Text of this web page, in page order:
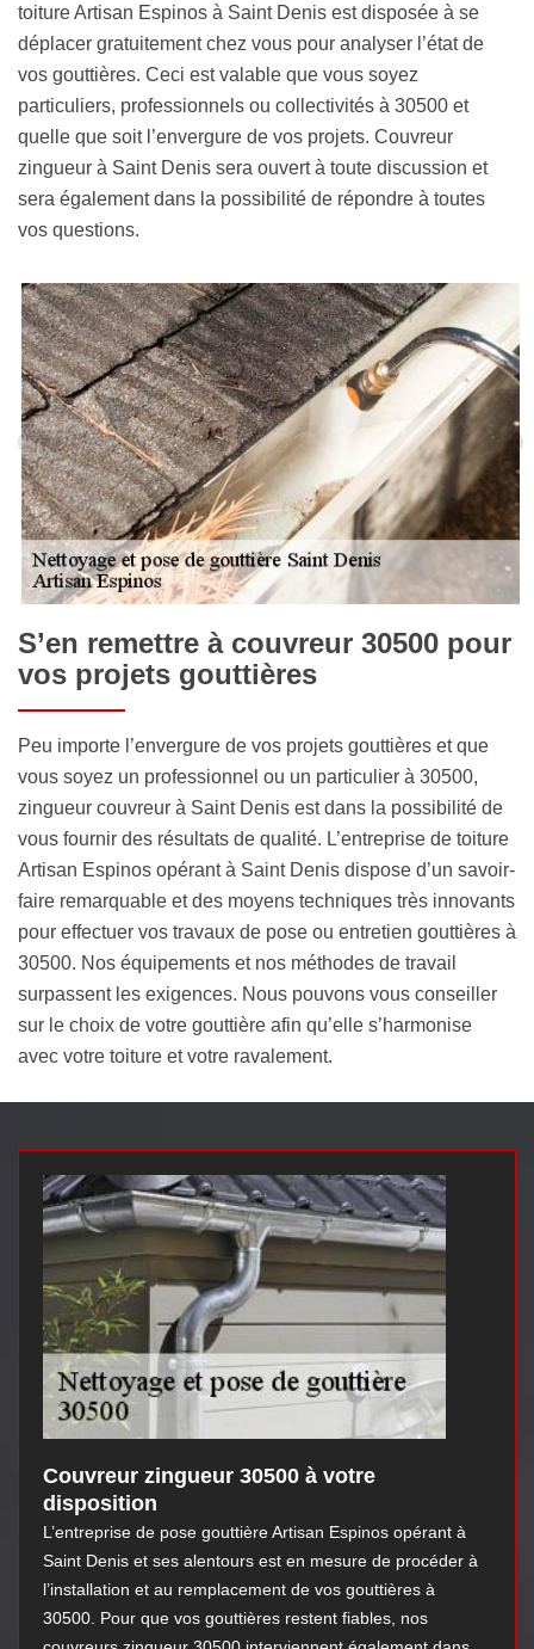
toiture Artisan Espinos à Saint Denis est disposée à se
déplacer gratuitement chez vous pour analyser l’état de
vos gouttières. Ceci est valable que vous soyez
particuliers, professionnels ou collectivités à 30500 et
quelle que soit l’envergure de vos projets. Couvreur
zingueur à Saint Denis sera ouvert à toute discussion et
sera également dans la possibilité de répondre à toutes
vos questions.
S’en remettre à couvreur 30500 pour
vos projets gouttières
Peu importe l’envergure de vos projets gouttières et que
vous soyez un professionnel ou un particulier à 30500,
zingueur couvreur à Saint Denis est dans la possibilité de
vous fournir des résultats de qualité. L’entreprise de toiture
Artisan Espinos opérant à Saint Denis dispose d’un savoir-
faire remarquable et des moyens techniques très innovants
pour effectuer vos travaux de pose ou entretien gouttières à
30500. Nos équipements et nos méthodes de travail
surpassent les exigences. Nous pouvons vous conseiller
sur le choix de votre gouttière afin qu’elle s’harmonise
avec votre toiture et votre ravalement.
Couvreur zingueur 30500 à votre
disposition
L’entreprise de pose gouttière Artisan Espinos opérant à
Saint Denis et ses alentours est en mesure de procéder à
l’installation et au remplacement de vos gouttières à
30500. Pour que vos gouttières restent fiables, nos